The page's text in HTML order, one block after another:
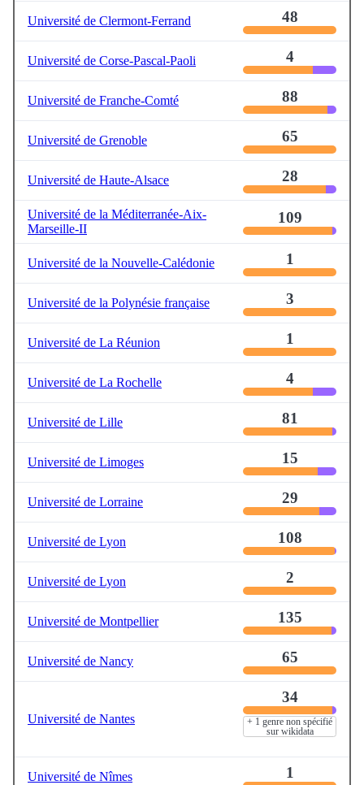
Université de Clermont-Ferrand 48
Université de Corse-Pascal-Paoli 4
Université de Franche-Comté 88
Université de Grenoble 65
Université de Haute-Alsace 28
Université de la Méditerranée-Aix-
Marseille-II
109
Université de la Nouvelle-Calédonie 1
Université de la Polynésie française 3
Université de La Réunion 1
Université de La Rochelle 4
Université de Lille 81
Université de Limoges 15
Université de Lorraine 29
Université de Lyon 108
Université de Lyon 2
Université de Montpellier 135
Université de Nancy 65
Université de Nantes
34
+ 1 genre non spécifié
sur wikidata
Université de Nîmes 1